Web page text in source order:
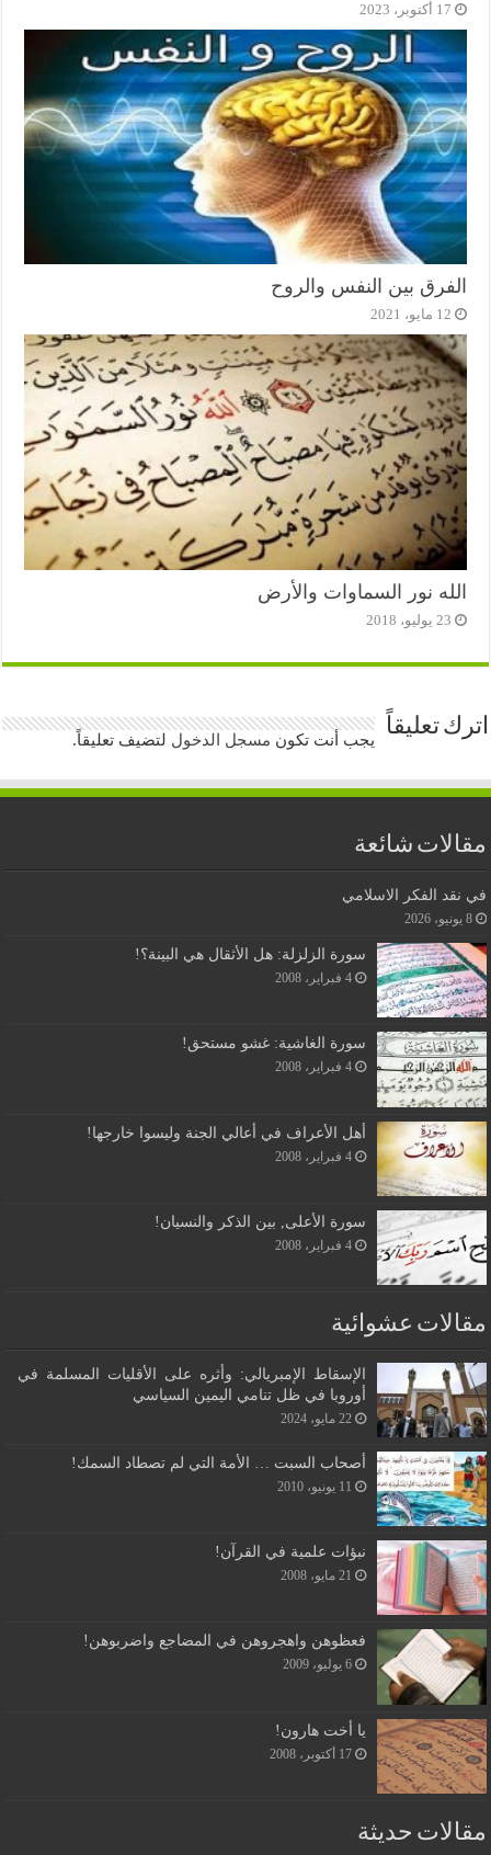
17 أكتوبر، 2023
الفرق بين النفس والروح
12 مايو، 2021
الله نور السماوات والأرض
23 يوليو، 2018
اترك تعليقاً يجب أنت تكون مسجل الدخول لتضيف تعليقاً.
مقالات شائعة
في نقد الفكر الاسلامي
8 يونيو، 2026
سورة الزلزلة: هل الأثقال هي البينة؟!
4 فبراير، 2008
سورة الغاشية: غشو مستحق!
4 فبراير، 2008
أهل الأعراف في أعالي الجنة وليسوا خارجها!
4 فبراير، 2008
سورة الأعلى, بين الذكر والنسيان!
4 فبراير، 2008
مقالات عشوائية
الإسقاط الإمبريالي: وأثره على الأقليات المسلمة في
أوروبا في ظل تنامي اليمين السياسي
22 مايو، 2024
أصحاب السبت … الأمة التي لم تصطاد السمك!
11 يونيو، 2010
نبؤات علمية في القرآن!
21 مايو، 2008
فعظوهن واهجروهن في المضاجع واضربوهن!
6 يوليو، 2009
يا أخت هارون!
17 أكتوبر، 2008
مقالات حديثة